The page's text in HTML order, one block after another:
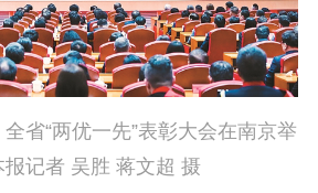
脉
资料下载
新闻宣传
对外宣传
新闻发布
家
品牌栏目
“两优一先”表彰大会在南京举
报记者 吴胜 蒋文超 摄